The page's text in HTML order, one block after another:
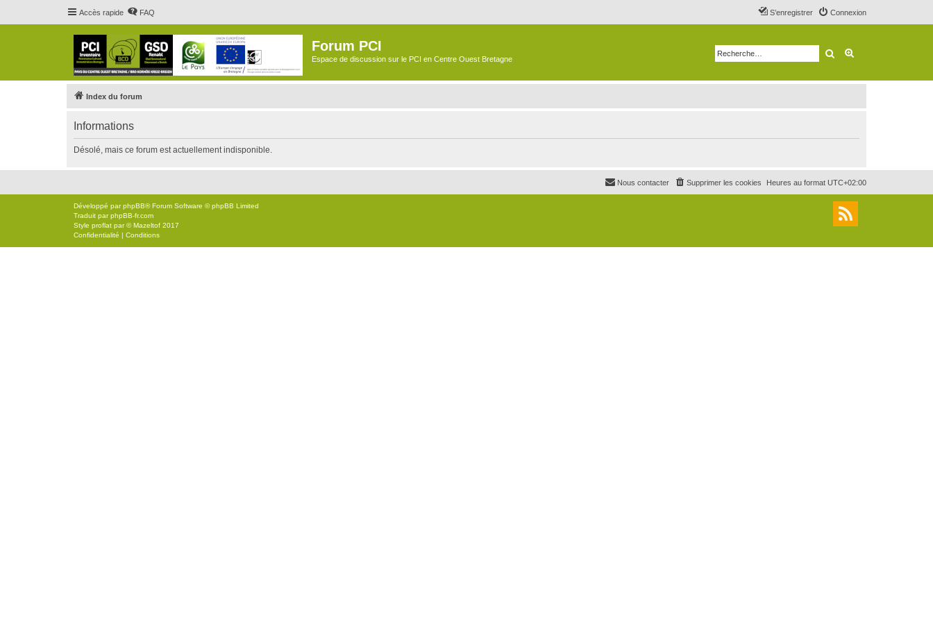
Accès rapide FAQ Connexion
S’enregistrer
Forum PCI
Espace de discussion sur le PCI en Centre Ouest Bretagne Rechercher
Index du forum
Informations
Désolé, mais ce forum est actuellement indisponible.
Heures au format UTC+02:00
Supprimer les cookies
Nous contacter
Développé parphpBB® Forum Software © phpBB Limited
Traduit parphpBB-fr.com
Style proflat par ©Mazeltof 2017
Confidentialité | Conditions